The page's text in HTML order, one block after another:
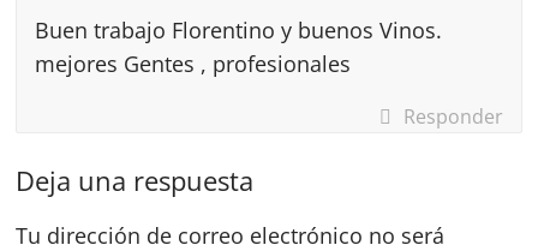
Buen trabajo Florentino y buenos Vinos.
mejores Gentes , profesionales
Responder
Deja una respuesta
Tu dirección de correo electrónico no será